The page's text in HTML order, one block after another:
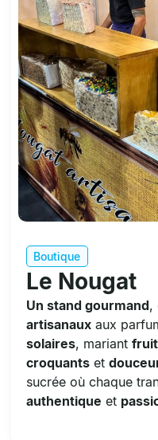
Boutique
Le Nougat
Un stand gourmand,
artisanaux aux
solaires, mariant
croquants et
sucrée où chaque
authentique et